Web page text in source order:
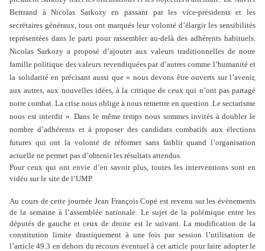
Bertrand à Nicolas Sarkozy en passant par les vice-présidents et les
secrétaires généraux, tous ont marqués leur volonté d’élargir les sensibilités
représentées dans le parti pour rassembler au-delà des adhérents habituels.
Nicolas Sarkozy a proposé d’ajouter aux valeurs traditionnelles de notre
famille politique des valeurs revendiquées par d’autres comme l’humanité et
la solidarité en précisant aussi que « nous devons être ouverts sur l’avenir,
aux autres, aux nouvelles idées, à la critique de ceux qui n’ont pas partagé
notre combat. La crise nous oblige à nous remettre en question. Le sectarisme
nous est interdit ». Dans le même temps nous sommes invités à doubler le
nombre d’adhérents et à proposer des candidats combatifs aux élections
futures qui ont la volonté de réformer sans faiblir quand l’organisation
actuelle ne permet pas d’obtenir les résultats attendus.
Pour ceux qui ont envie d’en savoir plus, toutes les interventions sont en
vidéo sur le site de l’UMP.
Au cours de cette journée Jean François Copé est revenu sur les évènements
de la semaine à l’assemblée nationale. Le sujet de la polémique entre les
députés de gauche et ceux de droite est le suivant. La modification de la
constitution limite drastiquement à une fois par session l’utilisation de
l’article 49.3 en dehors du recours éventuel à cet article pour faire adopter le